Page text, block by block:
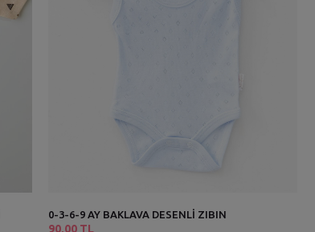
0-3-6-9 AY BAKLAVA DESENLİ ZIBIN
90,00 TL